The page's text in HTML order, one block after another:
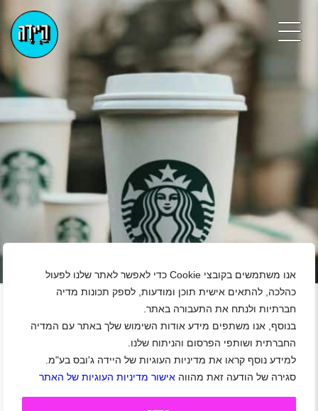
אנו משתמשים בקובצי Cookie כדי לאפשר לאתר שלנו לפעול
כהלכה, להתאים אישית תוכן ומודעות, לספק תכונות מדיה
חברתיות ולנתח את התעבורה באתר.
בנוסף, אנו משתפים מידע אודות השימוש שלך באתר עם המדיה
החברתית ושותפי הפרסום והניתוח שלנו.
למידע נוסף קראו את מדיניות העוגיות של היידה ג'ובס בע"מ.
סגירה של הודעה זאת מהווה אישור מדיניות העוגיות של האתר
+
לפעילות עבור מותג קפה בינלאומי דרושים/ות מקדמי
מכירות
באר שבע|סטודנטים |חיילים |חיילים משוחררים|עבודה זמנית
מכירות|דיילות|סטודנטים| קידום מכירות| משמרות
תיאור משרה
אנחנו מחפשים אנשים נלהבים שיצטרפו לפרויקט מעניין בשבועיים